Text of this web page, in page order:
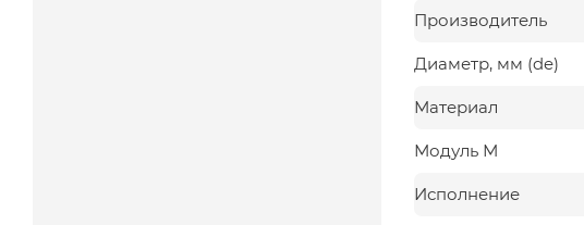
Производитель
Диаметр, мм (de)
Материал
Модуль М
Исполнение